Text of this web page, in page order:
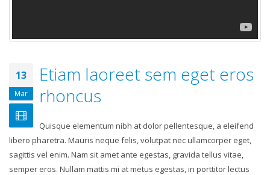
13
Mar
Etiam laoreet sem eget eros
rhoncus
Quisque elementum nibh at dolor pellentesque, a eleifend
libero pharetra. Mauris neque felis, volutpat nec ullamcorper eget,
sagittis vel enim. Nam sit amet ante egestas, gravida tellus vitae,
semper eros. Nullam mattis mi at metus egestas, in porttitor lectus